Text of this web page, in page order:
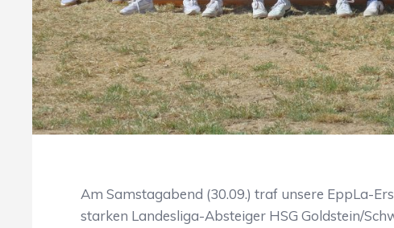
Am Samstagabend (30.09.) traf unsere EppLa-
starken Landesliga-Absteiger HSG Goldstein/